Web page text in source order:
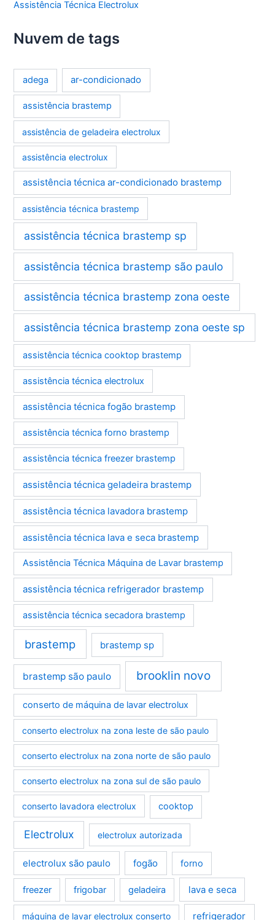
Assistência Técnica Electrolux
Nuvem de tags
adega ar-condicionado
assistência brastemp
assistência de geladeira electrolux
assistência electrolux
assistência técnica ar-condicionado brastemp
assistência técnica brastemp
assistência técnica brastemp sp
assistência técnica brastemp são paulo
assistência técnica brastemp zona oeste
assistência técnica brastemp zona oeste sp
assistência técnica cooktop brastemp
assistência técnica electrolux
assistência técnica fogão brastemp
assistência técnica forno brastemp
assistência técnica freezer brastemp
assistência técnica geladeira brastemp
assistência técnica lavadora brastemp
assistência técnica lava e seca brastemp
Assistência Técnica Máquina de Lavar brastemp
assistência técnica refrigerador brastemp
assistência técnica secadora brastemp
brastemp brastemp sp
brastemp são paulo brooklin novo
conserto de máquina de lavar electrolux
conserto electrolux na zona leste de são paulo
conserto electrolux na zona norte de são paulo
conserto electrolux na zona sul de são paulo
conserto lavadora electrolux cooktop
Electrolux electrolux autorizada
electrolux são paulo fogão forno
freezer frigobar geladeira lava e seca
máquina de lavar electrolux conserto refrigerador